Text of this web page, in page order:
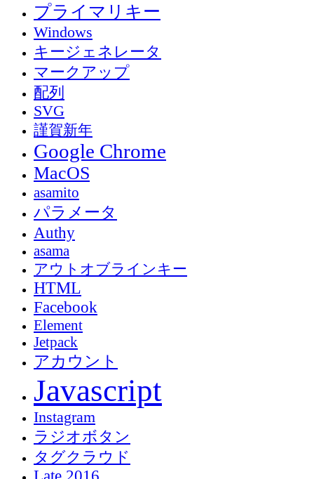
プライマリキー
Windows
キージェネレータ
マークアップ
配列
SVG
謹賀新年
Google Chrome
MacOS
asamito
パラメータ
Authy
asama
アウトオブラインキー
HTML
Facebook
Element
Jetpack
アカウント
Javascript
Instagram
ラジオボタン
タグクラウド